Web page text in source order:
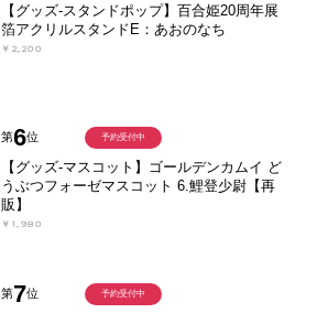
【グッズ-スタンドポップ】百合姫20周年展
箔アクリルスタンドE：あおのなち
￥2,200
第6位
【グッズ-マスコット】ゴールデンカムイ ど
うぶつフォーゼマスコット 6.鯉登少尉【再
販】
￥1,980
予約受付中
第7位 予約受付中